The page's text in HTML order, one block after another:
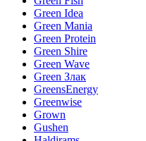
Green Idea
Green Mania
Green Protein
Green Shire
Green Wave
Green Злак
GreensEnergy
Greenwise
Grown
Gushen